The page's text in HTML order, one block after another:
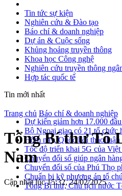
Tin tức sự kiện
Nghiên cứu & Đào tạo
Báo chí & doanh nghiệp
Dự án & Cuộc sống
Khủng hoảng truyền thông
Khoa học Công nghệ
Nghiên cứu truyền thông
Hợp tác quốc tế
Tin mới nhất
Dự kiến giảm hơn 17.000
Bộ Ngoại giao có 21 tổ chức
Hôm nay, Quốc hội thảo
Tốc độ triển khai 5G của
Chuyển đổi số giúp ngân
Chuyển đổi số của Phú Thọ
Chuẩn bị kỹ phương án tổ
Tổng Bí thư, Chủ tịch nước
Trang chủ Báo chí & doanh nghiệp
Tổng Bí thư Tô
Nam
Cập nhật lúc 15:32, 24/02/2025